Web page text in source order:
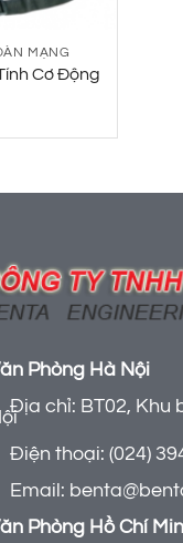
MẠNG
Cơ Động
Phòng Hà Nội
chỉ: BT02, Khu
thoại: (024)
Phòng Hồ Chí